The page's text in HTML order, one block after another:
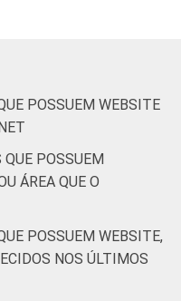
e
POSSUEM WEBSITE
POSSUEM
ÁREA QUE O
POSSUEM WEBSITE,
NOS ÚLTIMOS